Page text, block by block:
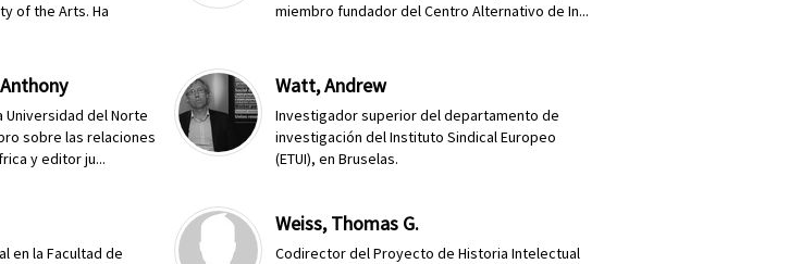
of the Arts. Ha
miembro fundador del Centro Alternativo de In...
del Norte
sobre las relaciones
y editor ju...
Watt, Andrew
Investigador superior del departamento de
investigación del Instituto Sindical Europeo
(ETUI), en Bruselas.
en la Facultad de
Weiss, Thomas G.
Codirector del Proyecto de Historia Intelectual